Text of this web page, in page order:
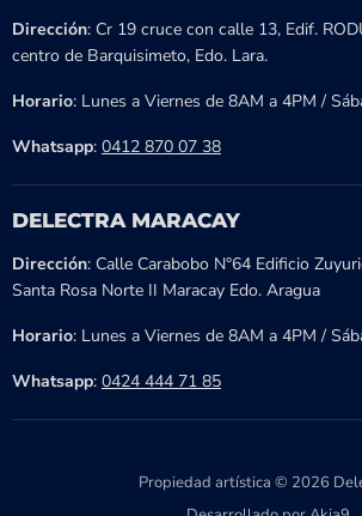
Dirección: Cr 19 cruce con calle 13, Edif.
centro de Barquisimeto, Edo. Lara.
Horario: Lunes a Viernes de 8AM a 4PM /
Whatsapp: 0412 870 07 38
DELECTRA MARACAY
Dirección: Calle Carabobo N°64 Edificio
Santa Rosa Norte II Maracay Edo. Aragua
Horario: Lunes a Viernes de 8AM a 4PM /
Whatsapp: 0424 444 71 85
Propiedad artística © 2026